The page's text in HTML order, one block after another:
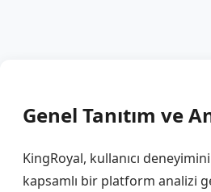
Genel Tanıtım ve
KingRoyal, kullanıcı
kapsamlı bir platform analizi